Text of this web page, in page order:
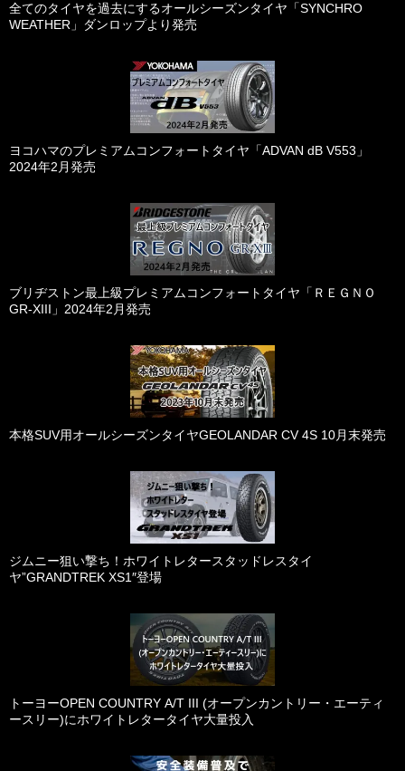
全てのタイヤを過去にするオールシーズンタイヤ「SYNCHRO
WEATHER」ダンロップより発売
ヨコハマのプレミアムコンフォートタイヤ「ADVAN dB V553」
2024年2月発売
ブリヂストン最上級プレミアムコンフォートタイヤ「ＲＥＧＮＯ
GR-XIII」2024年2月発売
本格SUV用オールシーズンタイヤGEOLANDAR CV 4S 10月末発売
ジムニー狙い撃ち！ホワイトレタースタッドレスタイ
ヤ”GRANDTREK XS1″登場
トーヨーOPEN COUNTRY A/T III (オープンカントリー・エーティ
ースリー)にホワイトレタータイヤ大量投入